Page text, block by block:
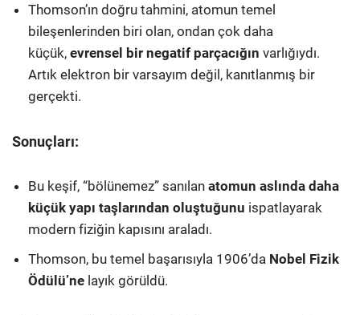
Thomson’ın doğru tahmini, atomun temel
bileşenlerinden biri olan, ondan çok daha
küçük, evrensel bir negatif parçacığın varlığıydı.
Artık elektron bir varsayım değil, kanıtlanmış bir
gerçekti.
Sonuçları:
Bu keşif, “bölünemez” sanılan atomun aslında daha
küçük yapı taşlarından oluştuğunu ispatlayarak
modern fiziğin kapısını araladı.
Thomson, bu temel başarısıyla 1906’da Nobel Fizik
Ödülü’ne layık görüldü.